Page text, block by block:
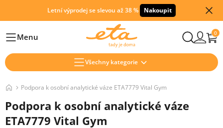
Letní výprodej se slevou až 38 % Nakoupit
HlavníMenu 0
Všechny kategorie
Podpora k osobní analytické váze ETA7779 Vital Gym
Podpora k osobní analytické váze
ETA7779 Vital Gym